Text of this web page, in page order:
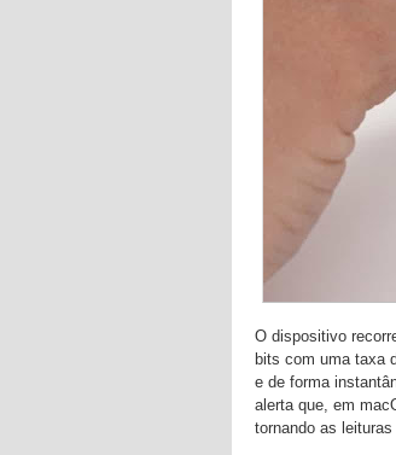
O dispositivo
bits com uma taxa
e de forma
alerta que, em
tornando as leituras